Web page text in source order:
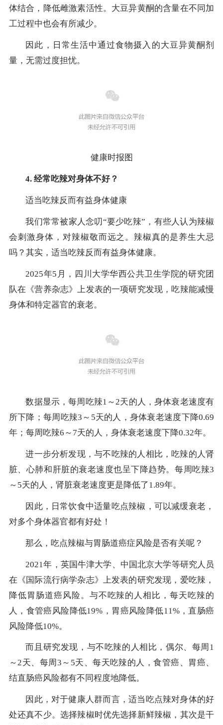
体结合，降低雌激素活性。大豆异黄酮的含量在不同加
工过程中也会有所减少。
因此，日常生活中通过食物摄入的大豆异黄酮剂
量，无需过度担忧。
健康时报图
4. 经常吃辣对身体不好？
适当吃辣反而有益身体健康
我们常常被家人念叨“要少吃辣”，有些人认为辣椒
会刺激身体，对辣椒敬而远之。辣椒真的是养生大忌
吗？其实，适当吃辣反而有益身体健康。
2025年5月，四川大学华西公共卫生学院的研究团
队在《营养杂志》上发表的一项研究发现，吃辣能减慢
身体和特定器官的衰老。
数据显示，每周吃辣1～2天的人，身体衰老速度有
所下降；每周吃辣3～5天的人，身体衰老速度下降0.69
年；每周吃辣6～7天的人，身体衰老速度下降0.32年。
进一步分析发现，与不吃辣的人相比，吃辣的人肾
脏、心肺和肝脏的衰老速度也呈下降趋势。每周吃辣3
～5天的人，肾脏衰老速度更是降低了1.89年。
因此，日常饮食中适量吃点辣椒，可以减缓衰老，
对多个身体器官都有好处！
那么，吃点辣椒与胃肠道癌症风险是否有关呢？
2021年，英国牛津大学、中国北京大学等研究人员
在《国际流行病学杂志》上发表的研究发现，爱吃辣，
降低胃肠道癌风险。与不吃辣的人相比，每天吃辣的
人，食管癌风险降低19%，胃癌风险降低11%，直肠癌
风险降低10%。
而且研究发现，与不吃辣的人相比，偶尔、每周1
～2天、每周3～5天、每天吃辣的人，食管癌、胃癌、
结直肠癌风险都有不同程度地降低。
因此，对于健康人群而言，适当吃点辣对身体的好
处还真不少。选择辣椒时优先选择新鲜辣椒，其次是干